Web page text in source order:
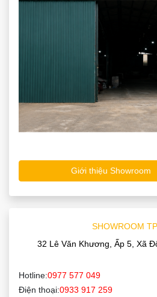
Giới thiệu Showroom
SHOWROOM
32 Lê Văn Khương, Ấp 5, Xã
Hotline:0977 577 049
Điện thoại:0933 917 259